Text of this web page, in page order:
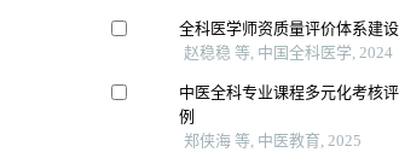
全科医学师资质量评价体系建
赵稳稳 等, 中国全科医学, 2024
中医全科专业课程多元化考核
例
郑侠海 等, 中医教育, 2025